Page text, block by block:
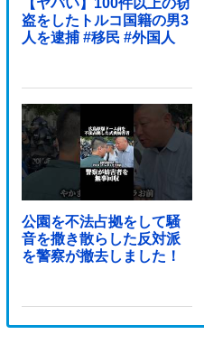
【ヤバい】100件以上の窃
盗をしたトルコ国籍の男3
人を逮捕 #移民 #外国人
公園を不法占拠をして騒
音を撒き散らした反対派
を警察が撤去しました！